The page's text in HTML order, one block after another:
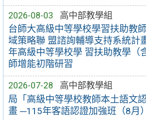
2026-08-03 高中部教學組
台師大高級中等學校學習扶助教
域策略聯 盟諮詢輔導支持系統計
年高級中等學校學 習扶助教學（
師增能初階研習
2026-07-28 高中部教學組
局「高級中等學校教師本土語文
畫 ─115年客語認證加強班（8月）